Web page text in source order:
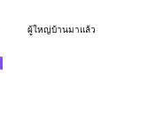
ผู้ใหญ่บ้านมาแล้ว